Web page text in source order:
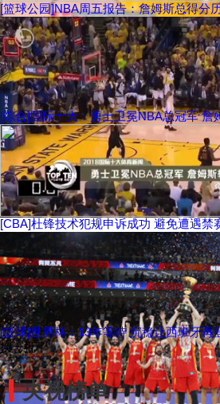
[篮球公园]NBA周五报告：詹姆斯总得分
[综合]国际十大：勇士卫冕NBA总冠军 詹
[CBA]杜锋技术犯规申诉成功 避免遭遇禁
[篮球]世界杯：13年等待 沉稳让西班牙再
换一批
央视榜单